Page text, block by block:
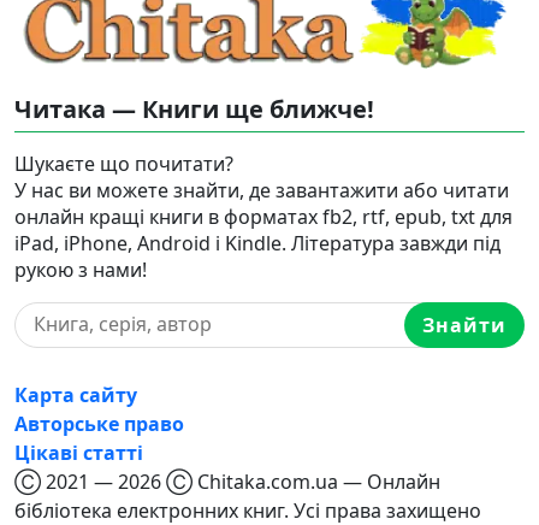
Читака — Книги ще ближче!
Шукаєте що почитати?
У нас ви можете знайти, де завантажити або читати
онлайн кращі книги в форматах fb2, rtf, epub, txt для
iPad, iPhone, Android і Kindle. Література завжди під
рукою з нами!
Знайти
Карта сайту
Авторське право
Цікаві статті
Ⓒ 2021 — 2026 Ⓒ Chitaka.com.ua — Онлайн
бібліотека електронних книг. Усі права захищено